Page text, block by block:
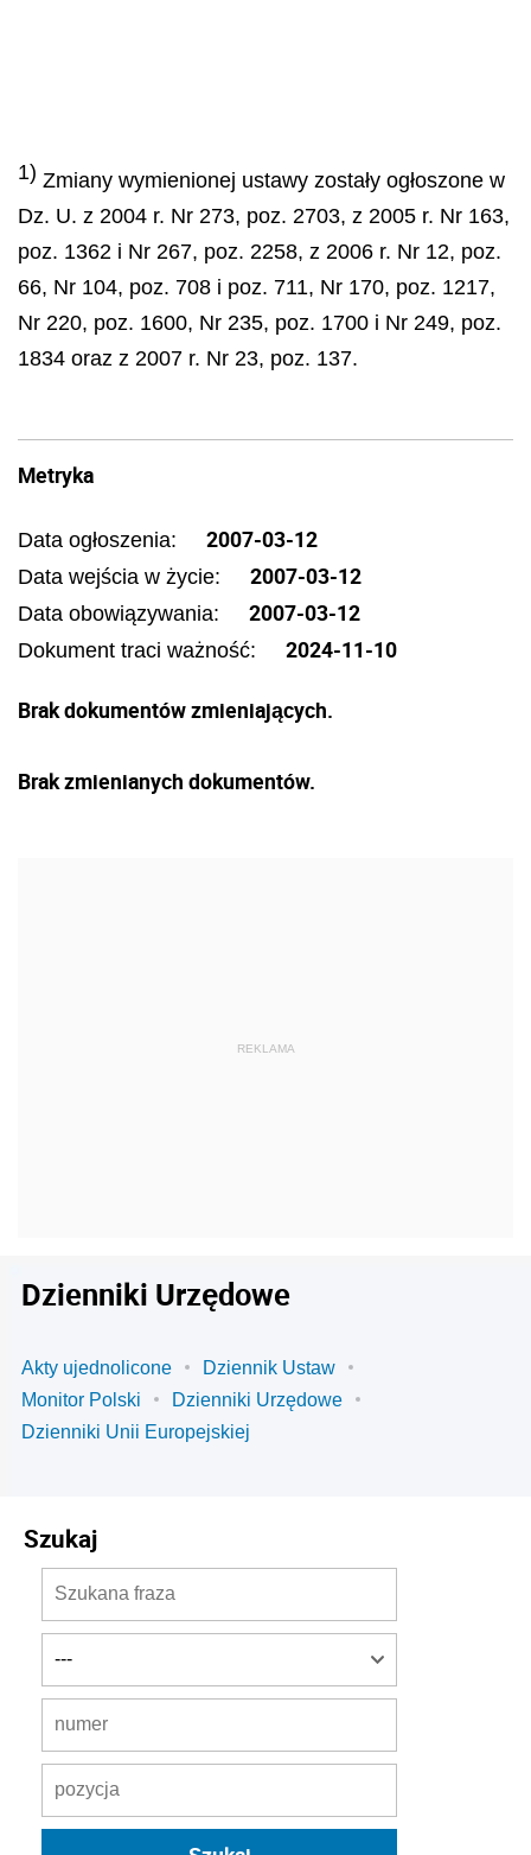
1) Zmiany wymienionej ustawy zostały ogłoszone w
Dz. U. z 2004 r. Nr 273, poz. 2703, z 2005 r. Nr 163,
poz. 1362 i Nr 267, poz. 2258, z 2006 r. Nr 12, poz.
66, Nr 104, poz. 708 i poz. 711, Nr 170, poz. 1217,
Nr 220, poz. 1600, Nr 235, poz. 1700 i Nr 249, poz.
1834 oraz z 2007 r. Nr 23, poz. 137.
Metryka
Data ogłoszenia: 2007-03-12
Data wejścia w życie: 2007-03-12
Data obowiązywania: 2007-03-12
Dokument traci ważność: 2024-11-10
Brak dokumentów zmieniających.
Brak zmienianych dokumentów.
Dzienniki Urzędowe
Akty ujednolicone
Dziennik Ustaw
Monitor Polski
Dzienniki Urzędowe
Dzienniki Unii Europejskiej
Szukaj